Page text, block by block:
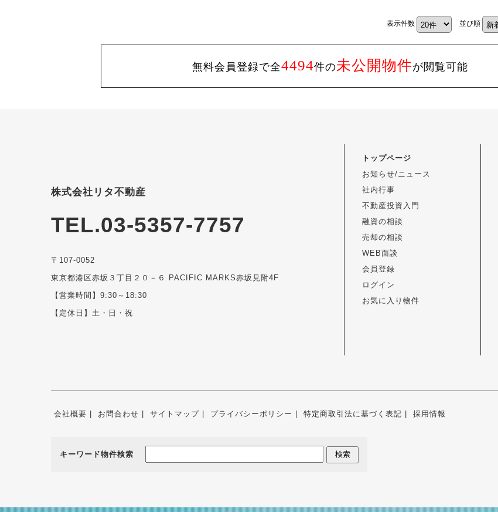
表示件数 並び順
無料会員登録で全4494件の未公開物件が閲覧可能
株式会社リタ不動産
TEL.03-5357-7757
〒107-0052
東京都港区赤坂３丁目２０－６ PACIFIC MARKS赤坂見附4F
【営業時間】9:30～18:30
【定休日】土・日・祝
トップページ
お知らせ/ニュース
社内行事
不動産投資入門
融資の相談
売却の相談
WEB面談
会員登録
ログイン
お気に入り物件
会社概要 お問合わせ サイトマップ プライバシーポリシー 特定商取引法に基づく表記 採用情報
キーワード物件検索 検索